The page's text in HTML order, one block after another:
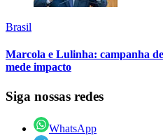
Brasil
Marcola e Lulinha: campanha
mede impacto
Siga nossas redes
WhatsApp